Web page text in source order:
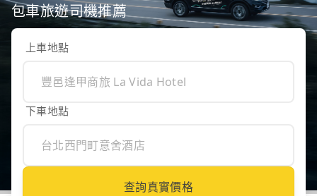
包車旅遊司機推薦
上車地點
下車地點
查詢真實價格